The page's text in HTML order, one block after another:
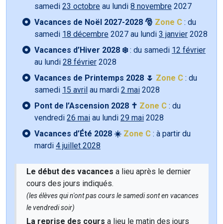
samedi 23 octobre au lundi 8 novembre 2027
Vacances de Noël 2027-2028 🎅 Zone C : du
samedi 18 décembre 2027 au lundi 3 janvier 2028
Vacances d’Hiver 2028 ❄️: du samedi 12 février
au lundi 28 février 2028
Vacances de Printemps 2028 🌷 Zone C : du
samedi 15 avril au mardi 2 mai 2028
Pont de l’Ascension 2028 ✝️ Zone C : du
vendredi 26 mai au lundi 29 mai 2028
Vacances d’Été 2028 ☀️ Zone C : à partir du
mardi 4 juillet 2028
Le début des vacances a lieu après le dernier
cours des jours indiqués.
(les élèves qui n'ont pas cours le samedi sont en vacances
le vendredi soir)
La reprise des cours a lieu le matin des jours